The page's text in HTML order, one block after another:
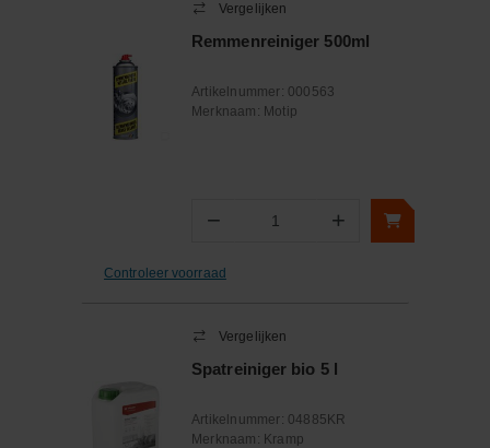
Vergelijken
Remmenreiniger 500ml
Artikelnummer: 000563
Merknaam: Motip
− Aantal +
Controleer voorraad
Vergelijken
Spatreiniger bio 5 l
Artikelnummer: 04885KR
Merknaam: Kramp